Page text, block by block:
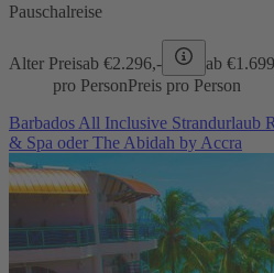
Pauschalreise
Alter Preisab €2.296,- ab €
pro PersonPreis pro Person
Barbados All Inclusive Strandurlaub
& Spa oder The Abidah by Accra